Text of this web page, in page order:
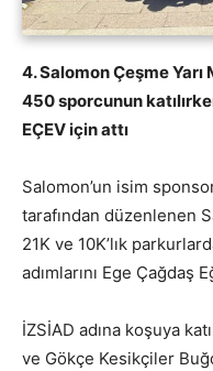
4. Salomon Çeşme
450 sporcunun
EÇEV için attı
Salomon’un isim
tarafından düzenlenen
21K ve 10K’lık
adımlarını Ege Çağdaş
İZSİAD adına koşuya
ve Gökçe Kesikçiler